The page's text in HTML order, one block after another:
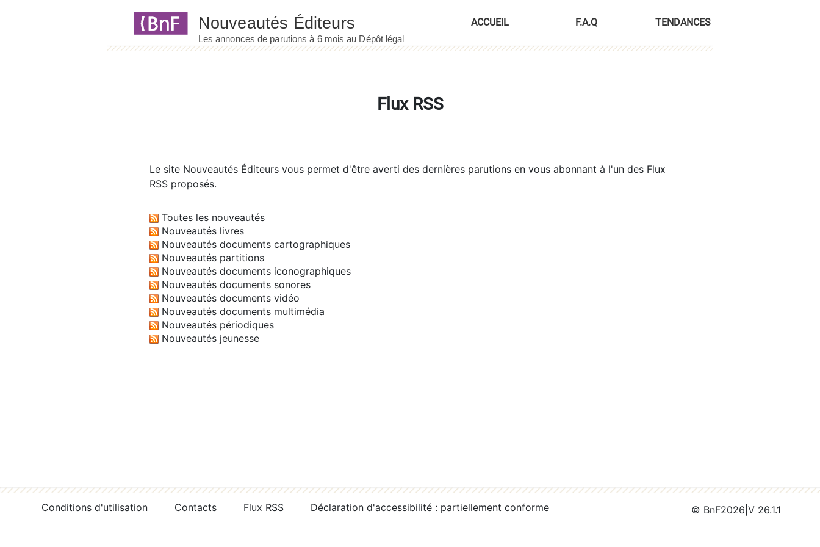
ACCUEIL F.A.Q TENDANCES
Flux RSS
Le site Nouveautés Éditeurs vous permet d'être averti des dernières parutions en vous abonnant à l'un des Flux
RSS proposés.
Toutes les nouveautés
Nouveautés livres
Nouveautés documents cartographiques
Nouveautés partitions
Nouveautés documents iconographiques
Nouveautés documents sonores
Nouveautés documents vidéo
Nouveautés documents multimédia
Nouveautés périodiques
Nouveautés jeunesse
Conditions d'utilisation Contacts Flux RSS Déclaration d'accessibilité : partiellement conforme © BnF2026 V 26.1.1